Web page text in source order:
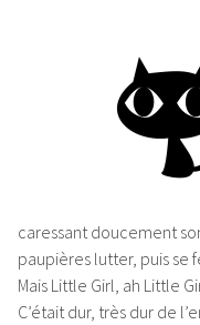
caressant doucement
paupières lutter, puis se
Mais Little Girl, ah Little
C’était dur, très dur de